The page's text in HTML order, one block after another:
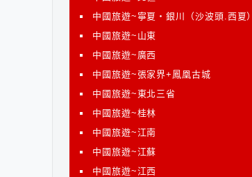
中國旅遊~寧夏‧銀川（沙波頭.西夏）
中國旅遊~山東
中國旅遊~廣西
中國旅遊~張家界+鳳凰古城
中國旅遊~東北三省
中國旅遊~桂林
中國旅遊~江南
中國旅遊~江蘇
中國旅遊~江西